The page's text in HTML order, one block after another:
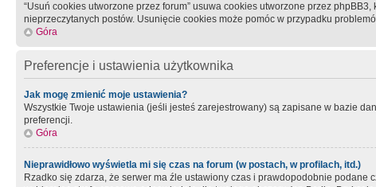
“Usuń cookies utworzone przez forum” usuwa cookies utworzone przez
nieprzeczytanych postów. Usunięcie cookies może pomóc w przypadku
Góra
Preferencje i ustawienia użytkownika
Jak mogę zmienić moje ustawienia?
Wszystkie Twoje ustawienia (jeśli jesteś zarejestrowany) są zapisane w bazie
preferencji.
Góra
Nieprawidłowo wyświetla mi się czas na forum (w postach, w profilach, itd.)
Rzadko się zdarza, że serwer ma źle ustawiony czas i prawdopodobnie